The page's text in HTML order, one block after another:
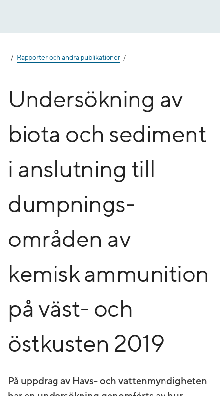
Rapporter och andra publikationer
Undersökning av
biota och sediment
i anslutning till
dumpnings­
områden av
kemisk ammunition
på väst- och
östkusten 2019
På uppdrag av Havs- och vattenmyndigheten